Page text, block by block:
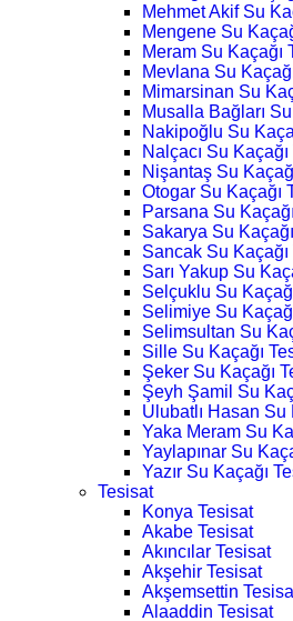
Mehmet Akif Su
Mengene Su
Meram Su Kaçağı
Mevlana Su
Mimarsinan Su
Musalla Bağları
Nakipoğlu Su
Nalçacı Su
Nişantaş Su
Otogar Su Kaçağı
Parsana Su
Sakarya Su
Sancak Su Kaçağı
Sarı Yakup Su
Selçuklu Su
Selimiye Su
Selimsultan Su
Sille Su Kaçağı
Şeker Su Kaçağı
Şeyh Şamil Su
Ulubatlı Hasan Su
Yaka Meram Su
Yaylapınar Su
Yazır Su Kaçağı
Tesisat
Konya Tesisat
Akabe Tesisat
Akıncılar Tesisat
Akşehir Tesisat
Akşemsettin
Alaaddin Tesisat